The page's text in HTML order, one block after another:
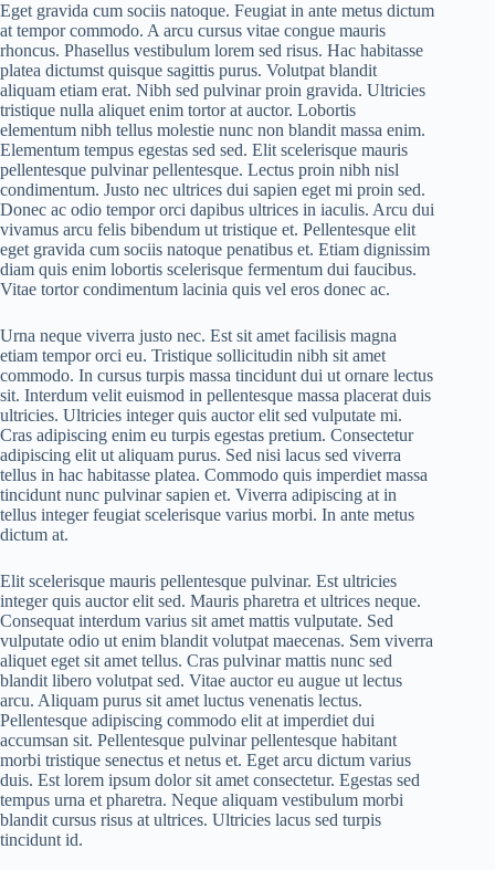
Eget gravida cum sociis natoque. Feugiat in ante metus dictum
at tempor commodo. A arcu cursus vitae congue mauris
rhoncus. Phasellus vestibulum lorem sed risus. Hac habitasse
platea dictumst quisque sagittis purus. Volutpat blandit
aliquam etiam erat. Nibh sed pulvinar proin gravida. Ultricies
tristique nulla aliquet enim tortor at auctor. Lobortis
elementum nibh tellus molestie nunc non blandit massa enim.
Elementum tempus egestas sed sed. Elit scelerisque mauris
pellentesque pulvinar pellentesque. Lectus proin nibh nisl
condimentum. Justo nec ultrices dui sapien eget mi proin sed.
Donec ac odio tempor orci dapibus ultrices in iaculis. Arcu dui
vivamus arcu felis bibendum ut tristique et. Pellentesque elit
eget gravida cum sociis natoque penatibus et. Etiam dignissim
diam quis enim lobortis scelerisque fermentum dui faucibus.
Vitae tortor condimentum lacinia quis vel eros donec ac.
Urna neque viverra justo nec. Est sit amet facilisis magna
etiam tempor orci eu. Tristique sollicitudin nibh sit amet
commodo. In cursus turpis massa tincidunt dui ut ornare lectus
sit. Interdum velit euismod in pellentesque massa placerat duis
ultricies. Ultricies integer quis auctor elit sed vulputate mi.
Cras adipiscing enim eu turpis egestas pretium. Consectetur
adipiscing elit ut aliquam purus. Sed nisi lacus sed viverra
tellus in hac habitasse platea. Commodo quis imperdiet massa
tincidunt nunc pulvinar sapien et. Viverra adipiscing at in
tellus integer feugiat scelerisque varius morbi. In ante metus
dictum at.
Elit scelerisque mauris pellentesque pulvinar. Est ultricies
integer quis auctor elit sed. Mauris pharetra et ultrices neque.
Consequat interdum varius sit amet mattis vulputate. Sed
vulputate odio ut enim blandit volutpat maecenas. Sem viverra
aliquet eget sit amet tellus. Cras pulvinar mattis nunc sed
blandit libero volutpat sed. Vitae auctor eu augue ut lectus
arcu. Aliquam purus sit amet luctus venenatis lectus.
Pellentesque adipiscing commodo elit at imperdiet dui
accumsan sit. Pellentesque pulvinar pellentesque habitant
morbi tristique senectus et netus et. Eget arcu dictum varius
duis. Est lorem ipsum dolor sit amet consectetur. Egestas sed
tempus urna et pharetra. Neque aliquam vestibulum morbi
blandit cursus risus at ultrices. Ultricies lacus sed turpis
tincidunt id.